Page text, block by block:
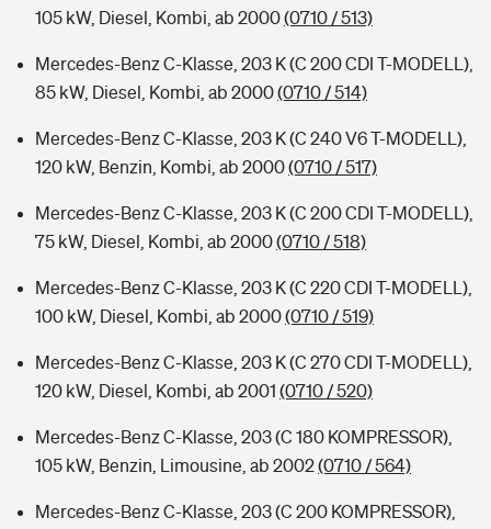
105 kW, Diesel, Kombi, ab 2000(0710 / 513)
Mercedes-Benz C-Klasse, 203 K (C 200 CDI T-MODELL),
85 kW, Diesel, Kombi, ab 2000(0710 / 514)
Mercedes-Benz C-Klasse, 203 K (C 240 V6 T-MODELL),
120 kW, Benzin, Kombi, ab 2000(0710 / 517)
Mercedes-Benz C-Klasse, 203 K (C 200 CDI T-MODELL),
75 kW, Diesel, Kombi, ab 2000(0710 / 518)
Mercedes-Benz C-Klasse, 203 K (C 220 CDI T-MODELL),
100 kW, Diesel, Kombi, ab 2000(0710 / 519)
Mercedes-Benz C-Klasse, 203 K (C 270 CDI T-MODELL),
120 kW, Diesel, Kombi, ab 2001 (0710 / 520)
Mercedes-Benz C-Klasse, 203 (C 180 KOMPRESSOR),
105 kW, Benzin, Limousine, ab 2002(0710 / 564)
Mercedes-Benz C-Klasse, 203 (C 200 KOMPRESSOR),